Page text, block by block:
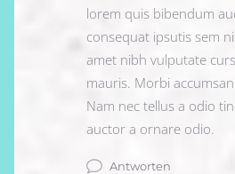
lorem quis bibendum
consequat ipsutis sem
amet nibh vulputate
mauris. Morbi
Nam nec tellus a odio
auctor a ornare odio.
Antworten